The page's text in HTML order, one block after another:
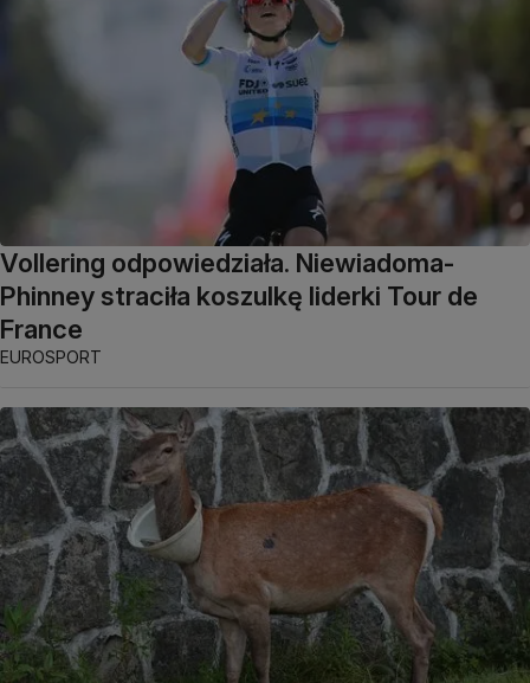
Vollering odpowiedziała. Niewiadoma-
Phinney straciła koszulkę liderki Tour de
France
EUROSPORT